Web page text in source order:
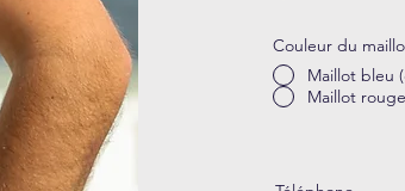
Couleur du
Maillot bleu
Maillot